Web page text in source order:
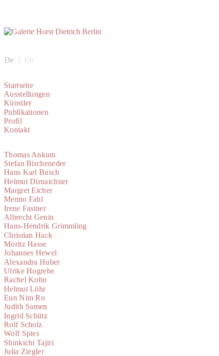
De En
Startseite
Ausstellungen
Künstler
Publikationen
Profil
Kontakt
Thomas Ankum
Stefan Bircheneder
Hans Karl Busch
Helmut Dirnaichner
Margret Eicher
Menno Fahl
Irene Fastner
Albrecht Genin
Hans-Hendrik Grimmling
Christian Hack
Moritz Hasse
Johannes Hewel
Alexandra Huber
Ulrike Hogrebe
Rachel Kohn
Helmut Löhr
Eun Nim Ro
Judith Samen
Ingrid Schütz
Rolf Scholz
Wolf Spies
Shinkichi Tajiri
Julia Ziegler